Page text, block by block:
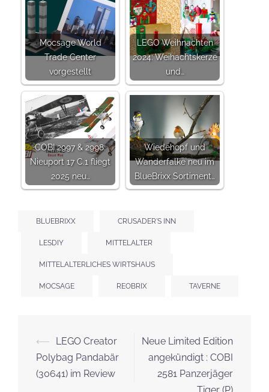
Mocsage World
Trade Center
vorgestellt
LEGO Weihnachten
2024: Weihachtskerze
und…
COBI 2997 & 2998:
Nieuport 17 C.1 fliegt
2025 neu…
Wiedehopf und
Wanderfalke neu im
BlueBrixx Sortiment…
BLUEBRIXX CRUSADER'S INN
LESDIY MITTELALTER
MITTELALTERLICHES WIRTSHAUS
MOCSAGE REOBRIX TAVERNE
Beitrags-
Navigation
⟵
LEGO Creator
Polybag Pandabär
(30641) im Review
Neue Limited Edition
angekündigt : COBI
2581 Panzerjäger